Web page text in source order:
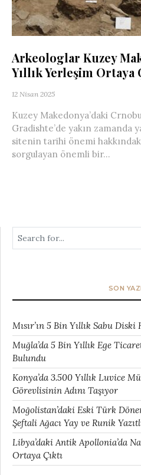
Arkeologlar Kuzey
Yıllık Yerleşim Ortaya
12 Nisan 2025
Kuzey Makedonya’daki
Gradishte’de yakın zamanda
sitenin tarihi önemi
sorgulayan önemli bir...
SON
Mısır’ın 5 Bin Yıllık Sabu
Muğla’da 5 Bin Yıllık Ege
Bulundu
Konya’da 3.500 Yıllık Luvice
Görevlisinin Adını Taşıyor
Moğolistan’daki Eski Türk
Şeftali Ağacı Yay ve Runik
Libya’daki Antik Apollonia’da
Ortaya Çıktı